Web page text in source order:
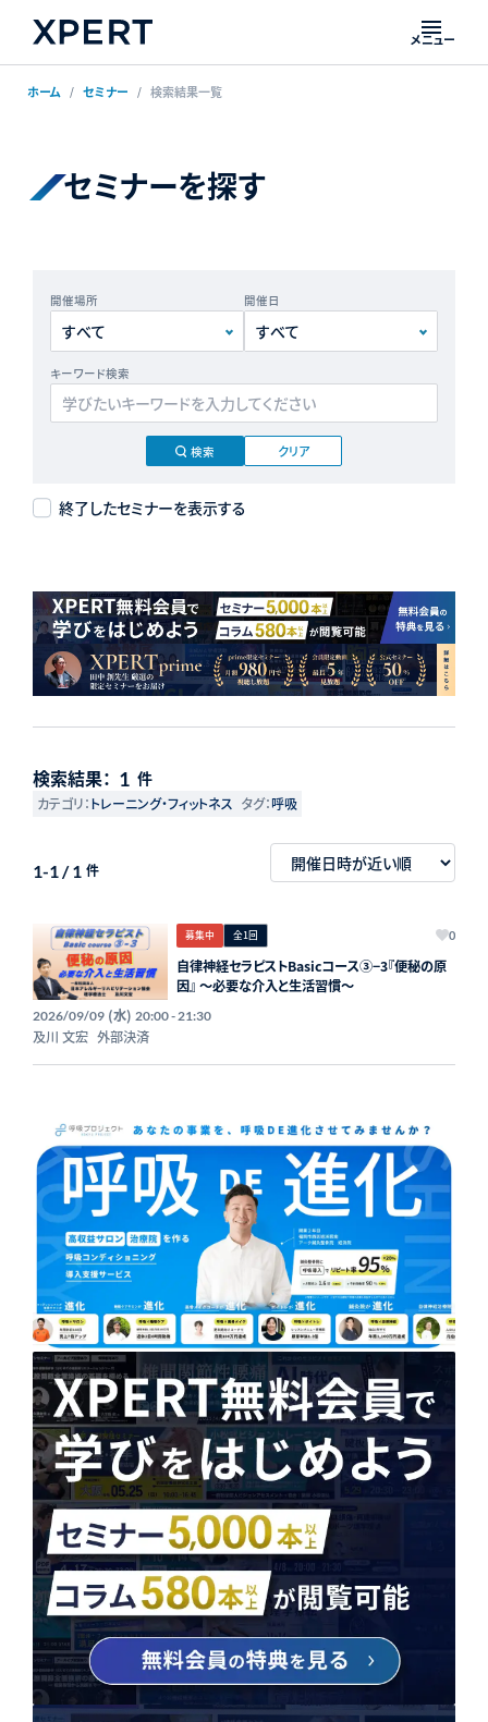
メニュー
ホーム セミナー 検索結果一覧
セミナーを探す
開催場所 開催日
キーワード検索
検索 クリア
終了したセミナーを表示する
検索結果： 1 件
カテゴリ：トレーニング・フィットネス タグ：呼吸
1-1 / 1 件
募集中 全1回 0
自律神経セラピストBasicコース③−3『便秘の原
因』 〜必要な介入と生活習慣〜
2026/09/09(水) 20:00 - 21:30
及川 文宏 外部決済